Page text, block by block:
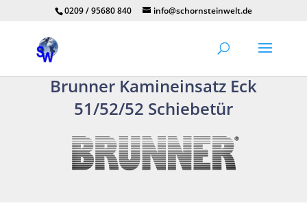
0209 / 95680 840 info@schornsteinwelt.de
Brunner Kamineinsatz Eck
51/52/52 Schiebetür